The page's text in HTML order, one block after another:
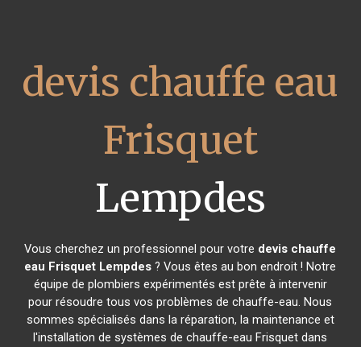
devis chauffe eau
Frisquet
Lempdes
Vous cherchez un professionnel pour votre devis chauffe
eau Frisquet Lempdes ? Vous êtes au bon endroit ! Notre
équipe de plombiers expérimentés est prête à intervenir
pour résoudre tous vos problèmes de chauffe-eau. Nous
sommes spécialisés dans la réparation, la maintenance et
l'installation de systèmes de chauffe-eau Frisquet dans